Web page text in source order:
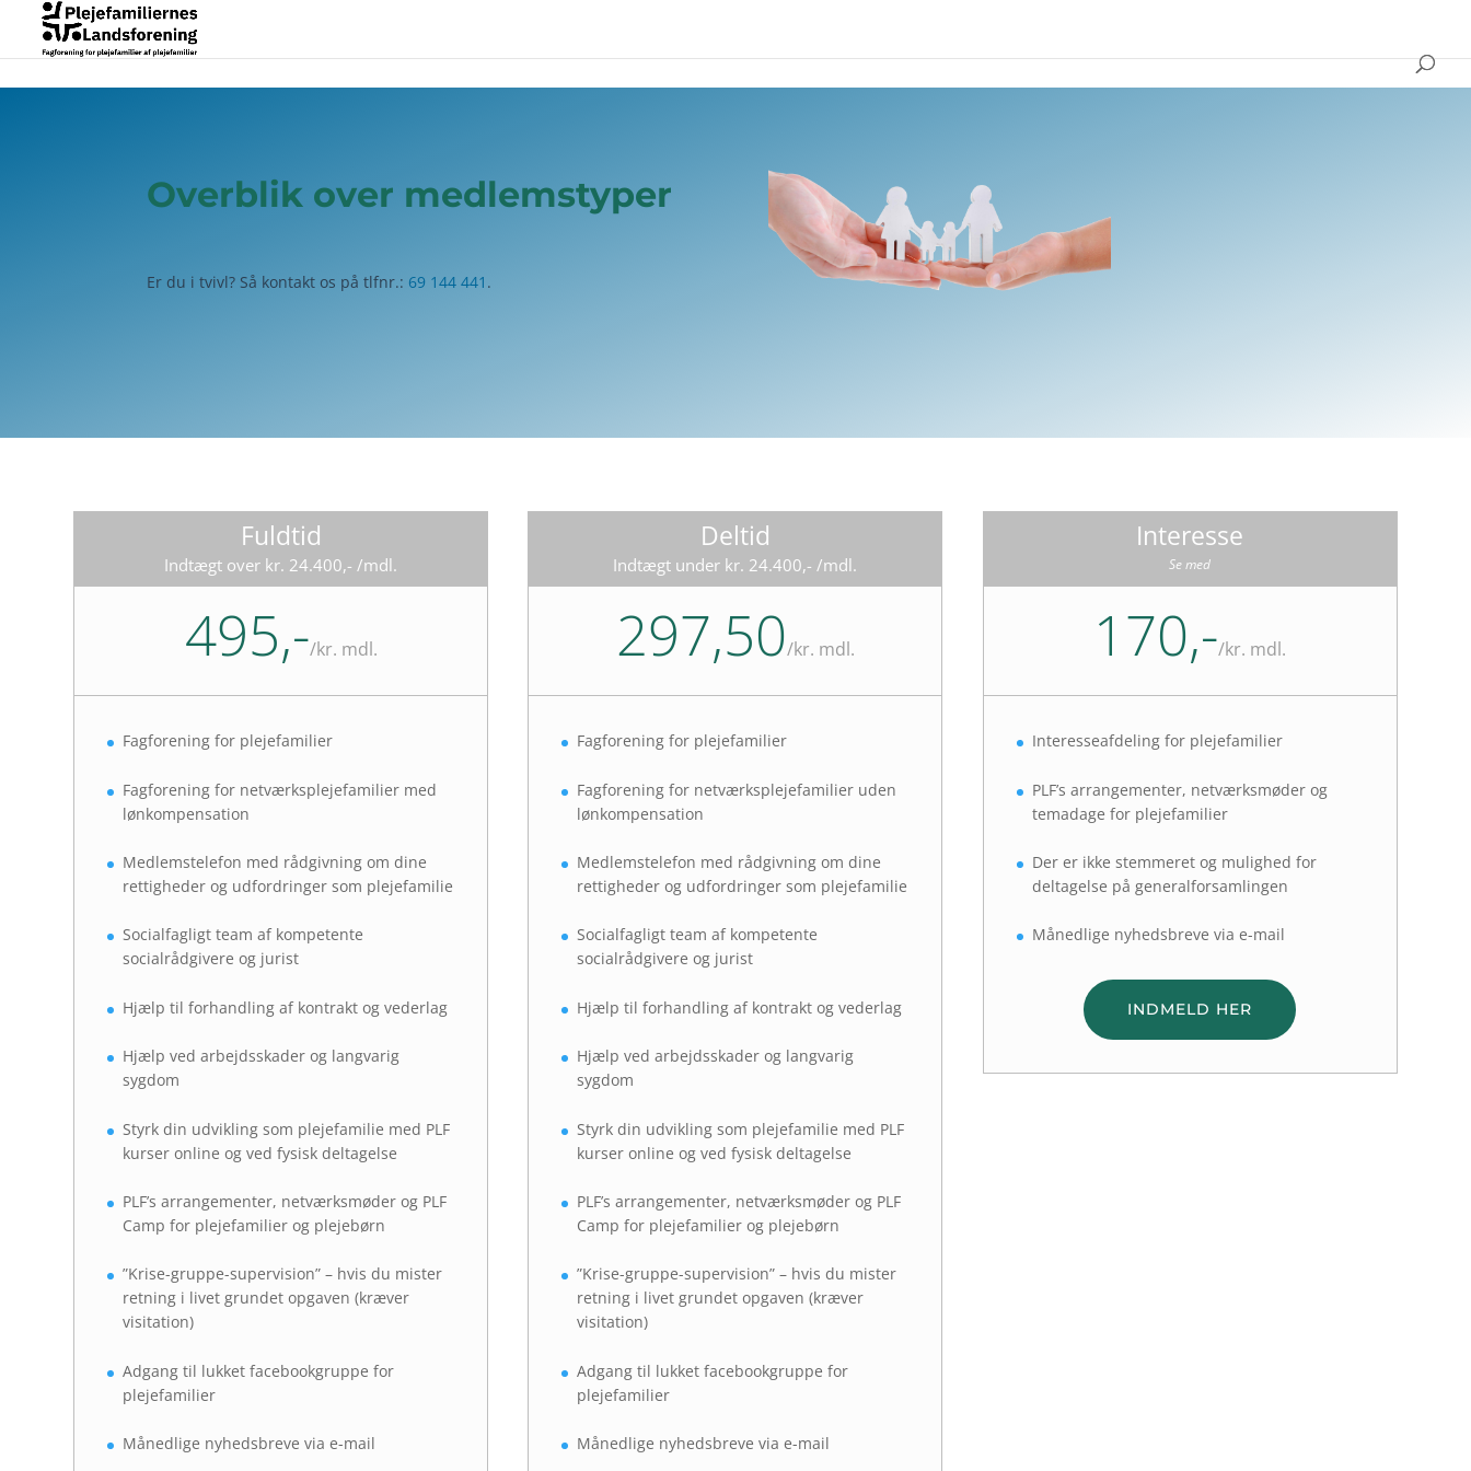
Overblik over medlemstyper
Er du i tvivl? Så kontakt os på tlfnr.: 69 144 441 .
Fuldtid
Indtægt over kr. 24.400,- /mdl.
495,-/kr. mdl.
Fagforening for plejefamilier
Fagforening for netværksplejefamilier med
lønkompensation
Medlemstelefon med rådgivning om dine
rettigheder og udfordringer som plejefamilie
Socialfagligt team af kompetente
socialrådgivere og jurist
Hjælp til forhandling af kontrakt og vederlag
Hjælp ved arbejdsskader og langvarig
sygdom
Styrk din udvikling som plejefamilie med PLF
kurser online og ved fysisk deltagelse
PLF’s arrangementer, netværksmøder og PLF
Camp for plejefamilier og plejebørn
”Krise-gruppe-supervision” – hvis du mister
retning i livet grundet opgaven (kræver
visitation)
Adgang til lukket facebookgruppe for
plejefamilier
Månedlige nyhedsbreve via e-mail
Deltid
Indtægt under kr. 24.400,- /mdl.
297,50/kr. mdl.
Fagforening for plejefamilier
Fagforening for netværksplejefamilier uden
lønkompensation
Medlemstelefon med rådgivning om dine
rettigheder og udfordringer som plejefamilie
Socialfagligt team af kompetente
socialrådgivere og jurist
Hjælp til forhandling af kontrakt og vederlag
Hjælp ved arbejdsskader og langvarig
sygdom
Styrk din udvikling som plejefamilie med PLF
kurser online og ved fysisk deltagelse
PLF’s arrangementer, netværksmøder og PLF
Camp for plejefamilier og plejebørn
”Krise-gruppe-supervision” – hvis du mister
retning i livet grundet opgaven (kræver
visitation)
Adgang til lukket facebookgruppe for
plejefamilier
Månedlige nyhedsbreve via e-mail
Interesse
Se med
170,-/kr. mdl.
Interesseafdeling for plejefamilier
PLF’s arrangementer, netværksmøder og
temadage for plejefamilier
Der er ikke stemmeret og mulighed for
deltagelse på generalforsamlingen
Månedlige nyhedsbreve via e-mail
INDMELD HER